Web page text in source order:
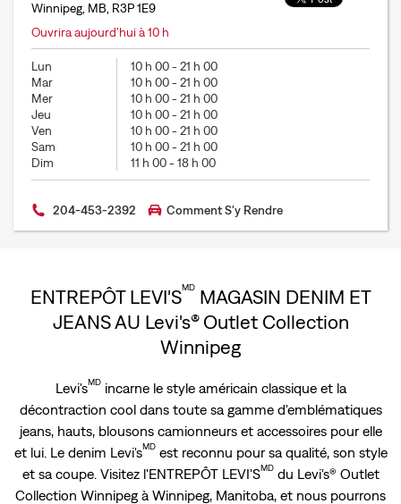
Winnipeg, MB, R3P 1E9
Ouvrira aujourd’hui à 10 h
Lun 10 h 00-21 h 00
Mar
10 h 00-21 h 00
Mer
10 h 00-21 h 00
Jeu
10 h 00-21 h 00
Ven
10 h 00-21 h 00
Sam
10 h 00-21 h 00
Dim
11 h 00-18 h 00
204-453-2392 Comment S'y Rendre
ENTREPÔT LEVI'SMDMAGASIN DENIM ET
JEANS AU Levi's® Outlet Collection
Winnipeg
Levi'sMDincarne le style américain classique et la
décontraction cool dans toute sa gamme d'emblématiques
jeans, hauts, blousons camionneurs et accessoires pour elle
et lui. Le denim Levi'sMDest reconnu pour sa qualité, son style
et sa coupe. Visitez l'ENTREPÔT LEVI'SMDdu Levi's® Outlet
Collection Winnipeg à Winnipeg, Manitoba, et nous pourrons